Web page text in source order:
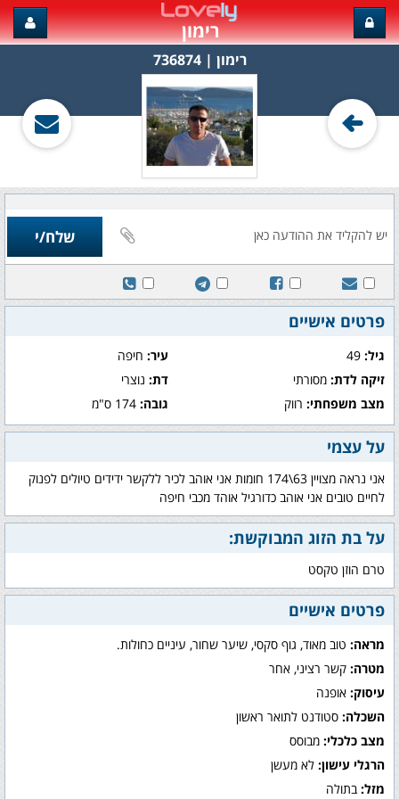
רימון
רימון‏ | 736874
פרטים אישיים
גיל: עיר:חיפה
זיקה לדת: מסורתי דת:נוצרי
מצב משפחתי: רווק גובה:174 ס"מ
על עצמי
אני נראה מצויין 63\174 חומות אני אוהב לכיר ללקשר ידידים טיולים לפנוק
לחיים טובים אני אוהב כדורגיל אוהד מכבי חיפה
על בת הזוג המבוקשת:
טרם הוזן טקסט
פרטים אישיים
מראה: טוב מאוד, גוף סקסי, שיער שחור, עיניים כחולות.
מטרה: קשר רציני, אחר
עיסוק: אופנה
השכלה: סטודנט לתואר ראשון
מצב כלכלי: מבוסס
הרגלי עישון: לא מעשן
מזל: בתולה